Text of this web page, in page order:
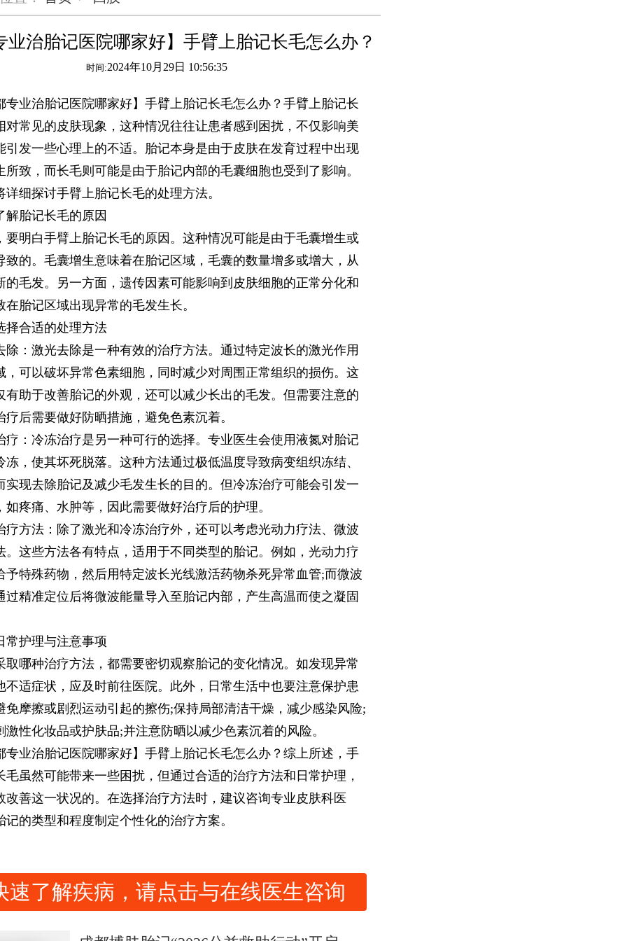
业治胎记医院哪家好】手臂上胎记长毛怎么办？
时间:2024年10月29日 10:56:35
治胎记医院哪家好】手臂上胎记长毛怎么办？手臂上胎记长
对常见的皮肤现象，这种情况往往让患者感到困扰，不仅影响美
引发一些心理上的不适。胎记本身是由于皮肤在发育过程中出现
所致，而长毛则可能是由于胎记内部的毛囊细胞也受到了影响。
详细探讨手臂上胎记长毛的处理方法。
记长毛的原因
白手臂上胎记长毛的原因。这种情况可能是由于毛囊增生或
致的。毛囊增生意味着在胎记区域，毛囊的数量增多或增大，从
的毛发。另一方面，遗传因素可能影响到皮肤细胞的正常分化和
在胎记区域出现异常的毛发生长。
适的处理方法
激光去除是一种有效的治疗方法。通过特定波长的激光作用
，可以破坏异常色素细胞，同时减少对周围正常组织的损伤。这
有助于改善胎记的外观，还可以减少长出的毛发。但需要注意的
疗后需要做好防晒措施，避免色素沉着。
冷冻治疗是另一种可行的选择。专业医生会使用液氮对胎记
冻，使其坏死脱落。这种方法通过极低温度导致病变组织冻结、
实现去除胎记及减少毛发生长的目的。但冷冻治疗可能会引发一
如疼痛、水肿等，因此需要做好治疗后的护理。
法：除了激光和冷冻治疗外，还可以考虑光动力疗法、微波
。这些方法各有特点，适用于不同类型的胎记。例如，光动力疗
予特殊药物，然后用特定波长光线激活药物杀死异常血管;而微波
过精准定位后将微波能量导入至胎记内部，产生高温而使之凝固
理与注意事项
种治疗方法，都需要密切观察胎记的变化情况。如发现异常
不适症状，应及时前往医院。此外，日常生活中也要注意保护患
免摩擦或剧烈运动引起的擦伤;保持局部清洁干燥，减少感染风险;
激性化妆品或护肤品;并注意防晒以减少色素沉着的风险。
治胎记医院哪家好】手臂上胎记长毛怎么办？综上所述，手
毛虽然可能带来一些困扰，但通过合适的治疗方法和日常护理，
改善这一状况的。在选择治疗方法时，建议咨询专业皮肤科医
记的类型和程度制定个性化的治疗方案。
速了解疾病，请点击与在线医生咨询